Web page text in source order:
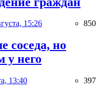
15:26 850
соседа, но
у него
13:40 397